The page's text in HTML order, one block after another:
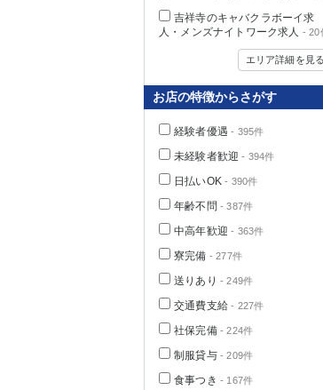
吉祥寺のキャバクラボーイ求
人・メンズナイトワーク求人 - 20
エリア詳細を見る
お店の特徴からさがす
経験者優遇 - 395件
未経験者歓迎 - 394件
日払いOK - 390件
年齢不問 - 387件
中高年歓迎 - 363件
寮完備 - 277件
送りあり - 249件
交通費支給 - 227件
社保完備- 224件
制服貸与- 209件
食事つき - 167件